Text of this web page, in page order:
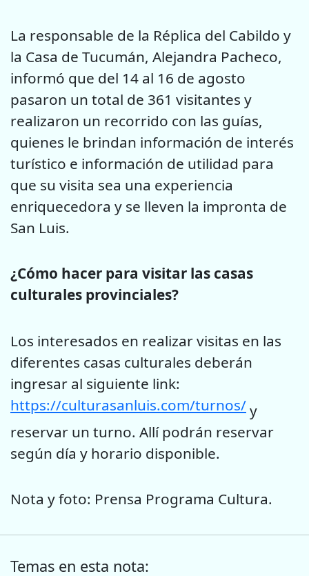
La responsable de la Réplica del Cabildo y
la Casa de Tucumán, Alejandra Pacheco,
informó que del 14 al 16 de agosto
pasaron un total de 361 visitantes y
realizaron un recorrido con las guías,
quienes le brindan información de interés
turístico e información de utilidad para
que su visita sea una experiencia
enriquecedora y se lleven la impronta de
San Luis.
¿Cómo hacer para visitar las casas
culturales provinciales?
Los interesados en realizar visitas en las
diferentes casas culturales deberán
ingresar al siguiente link:
https://culturasanluis.com/turnos/y
reservar un turno. Allí podrán reservar
según día y horario disponible.
Nota y foto: Prensa Programa Cultura.
Temas en esta nota: